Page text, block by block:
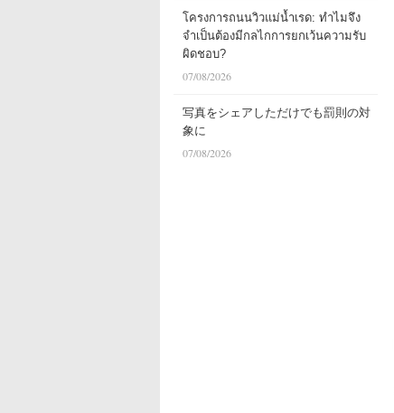
โครงการถนนวิวแม่น้ำเรด: ทำไมจึง
จำเป็นต้องมีกลไกการยกเว้นความรับ
ผิดชอบ?
07/08/2026
写真をシェアしただけでも罰則の対
象に
07/08/2026